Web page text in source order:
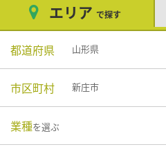
エリア で探す
都道府県 山形県
市区町村 新庄市
業種を選ぶ